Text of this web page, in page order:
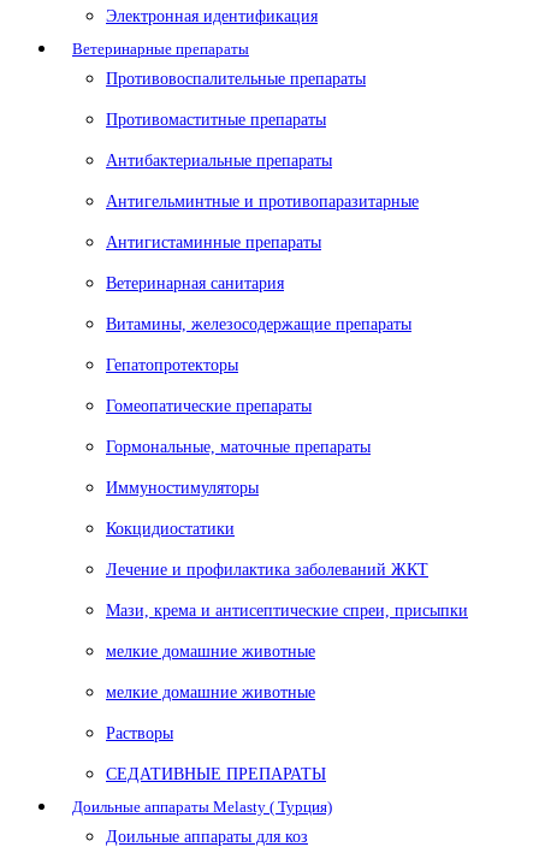
Электронная идентификация
Ветеринарные препараты
Противовоспалительные препараты
Противомаститные препараты
Антибактериальные препараты
Антигельминтные и противопаразитарные
Антигистаминные препараты
Ветеринарная санитария
Витамины, железосодержащие препараты
Гепатопротекторы
Гомеопатические препараты
Гормональные, маточные препараты
Иммуностимуляторы
Кокцидиостатики
Лечение и профилактика заболеваний ЖКТ
Мази, крема и антисептические спреи, присыпки
мелкие домашние животные
мелкие домашние животные
Растворы
СЕДАТИВНЫЕ ПРЕПАРАТЫ
Доильные аппараты Melasty ( Турция)
Доильные аппараты для коз